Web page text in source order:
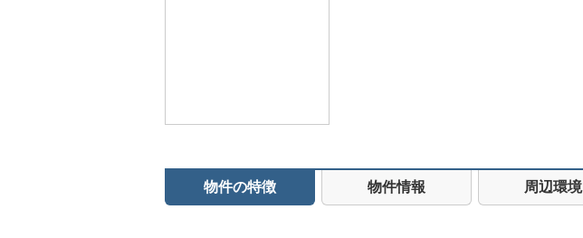
物件の特徴 物件情報 周辺環境